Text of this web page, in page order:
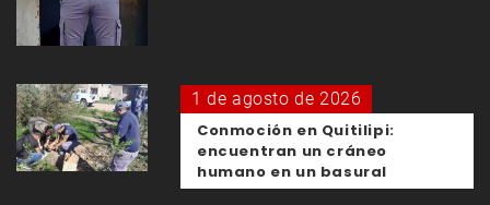
1 de agosto de 2026
Conmoción en Quitilipi:
encuentran un cráneo
humano en un basural